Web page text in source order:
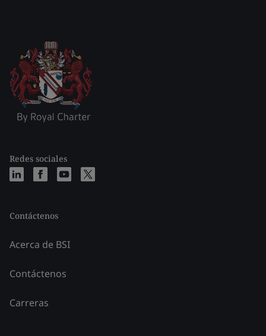
Redes sociales
Contáctenos
Acerca de BSI
Contáctenos
Carreras